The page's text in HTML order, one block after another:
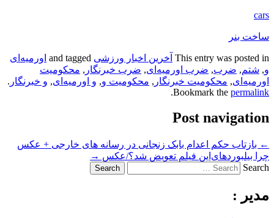
cars
ساخت بنر
This entry was posted in آخرین اخبار ورزشی
اورمیه‌ای
و, شتم, ضرب, ضرب اورمیه‌ای, ضرب خبرنگار , محکومیت
اورمیه‌ای, محکومیت خبرنگار , محکومیت و, و اورمیه‌ای, و خبرنگار .
Bookmark the permalink
.
Post navigation
← بازتاب حکم اعدام بابک زنجانی در رسانه های خارجی + عکس
چرا بیلبوردهای‌این فیلم تعویض شد؟/عکس →
Search
مدیر :